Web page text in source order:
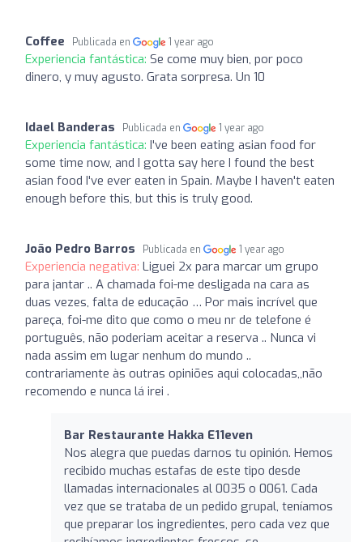
Coffee Publicada en 1 year ago
Experiencia fantástica: Se come muy bien, por poco
dinero, y muy agusto. Grata sorpresa. Un 10
Idael Banderas Publicada en 1 year ago
Experiencia fantástica: I've been eating asian food for
some time now, and I gotta say here I found the best
asian food I've ever eaten in Spain. Maybe I haven't eaten
enough before this, but this is truly good.
João Pedro Barros Publicada en 1 year ago
Experiencia negativa: Liguei 2x para marcar um grupo
para jantar .. A chamada foi-me desligada na cara as
duas vezes, falta de educação … Por mais incrível que
pareça, foi-me dito que como o meu nr de telefone é
português, não poderiam aceitar a reserva .. Nunca vi
nada assim em lugar nenhum do mundo ..
contrariamente às outras opiniões aqui colocadas,,não
recomendo e nunca lá irei .
Bar Restaurante Hakka E11even
Nos alegra que puedas darnos tu opinión. Hemos
recibido muchas estafas de este tipo desde
llamadas internacionales al 0035 o 0061. Cada
vez que se trataba de un pedido grupal, teníamos
que preparar los ingredientes, pero cada vez que